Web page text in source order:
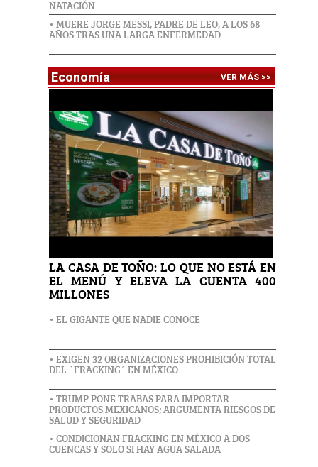
NATACIÓN
• MUERE JORGE MESSI, PADRE DE LEO, A LOS 68
AÑOS TRAS UNA LARGA ENFERMEDAD
Economía VER MÁS >>
LA CASA DE TOÑO: LO QUE NO ESTÁ EN
EL MENÚ Y ELEVA LA CUENTA 400
MILLONES
• EL GIGANTE QUE NADIE CONOCE
• EXIGEN 32 ORGANIZACIONES PROHIBICIÓN TOTAL
DEL `FRACKING´ EN MÉXICO
• TRUMP PONE TRABAS PARA IMPORTAR
PRODUCTOS MEXICANOS; ARGUMENTA RIESGOS DE
SALUD Y SEGURIDAD
• CONDICIONAN FRACKING EN MÉXICO A DOS
CUENCAS Y SOLO SI HAY AGUA SALADA